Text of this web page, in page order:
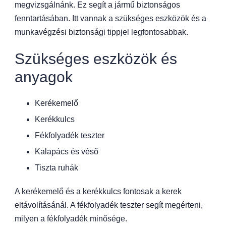
megvizsgálnánk. Ez segít a jármű biztonságos
fenntartásában. Itt vannak a szükséges eszközök és a
munkavégzési biztonsági tippjel legfontosabbak.
Szükséges eszközök és
anyagok
Kerékemelő
Kerékkulcs
Fékfolyadék teszter
Kalapács és véső
Tiszta ruhák
A kerékemelő és a kerékkulcs fontosak a kerek
eltávolításánál. A fékfolyadék teszter segít megérteni,
milyen a fékfolyadék minősége.